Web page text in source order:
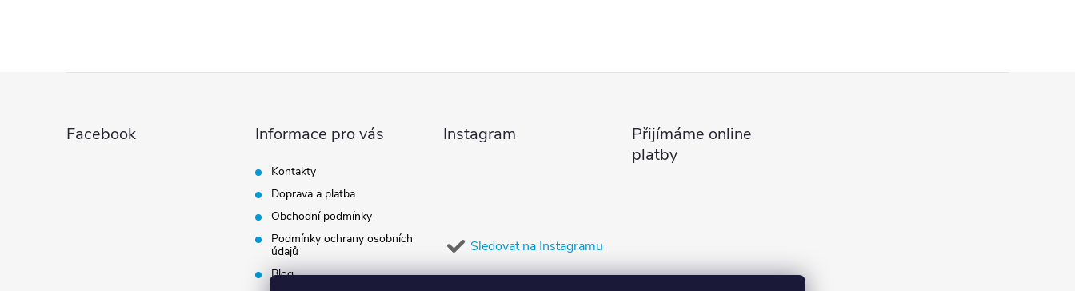
Facebook Informace pro vás
Kontakty
Doprava a platba
Obchodní podmínky
Podmínky ochrany osobních
údajů
Blog
Instagram
Sledovat na Instagramu
Přijímáme online
platby